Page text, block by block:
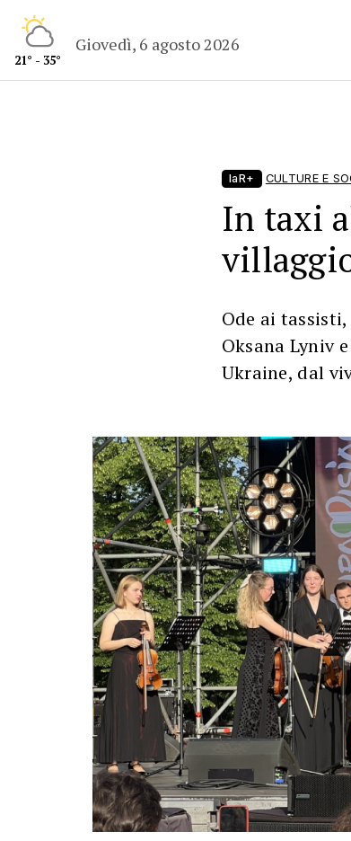
21° - 35°
Giovedì, 6 agosto 2026
laR+ CULTURE E
In taxi
Ode ai
Oksana Lyniv
Ukraine, dal